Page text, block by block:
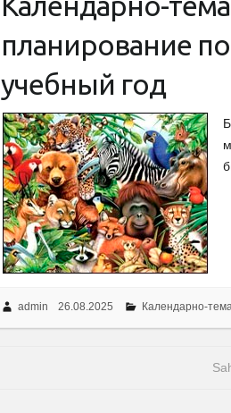
планирование
учебный год
admin 26.08.2025 Календарно-